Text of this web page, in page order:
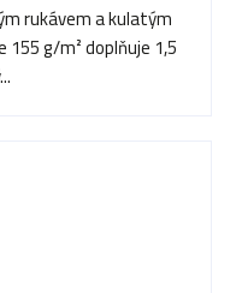
rukávem a kulatým
g/m² doplňuje 1,5